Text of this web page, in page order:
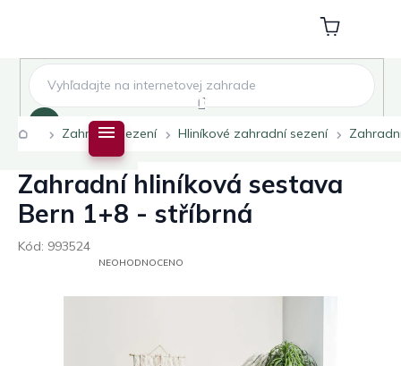
Nákupní
košík
DomůZahradní sezení Hliníkové zahradní sezení
Zahradní hliníková sestava
Bern 1+8 - stříbrná
Kód: 993524
PRŮMĚRNÉNEOHODNOCENO